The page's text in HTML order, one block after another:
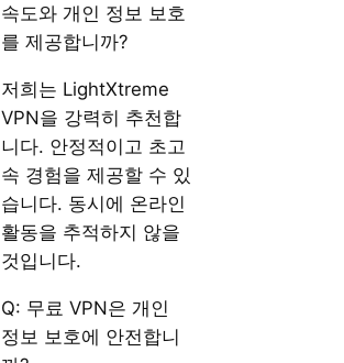
속도와 개인 정보 보호
를 제공합니까?
저희는 LightXtreme
VPN을 강력히 추천합
니다. 안정적이고 초고
속 경험을 제공할 수 있
습니다. 동시에 온라인
활동을 추적하지 않을
것입니다.
Q: 무료 VPN은 개인
정보 보호에 안전합니